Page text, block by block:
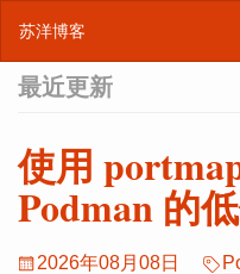
苏洋博客
最近更新
使用
Podman 的
2026年08月08日